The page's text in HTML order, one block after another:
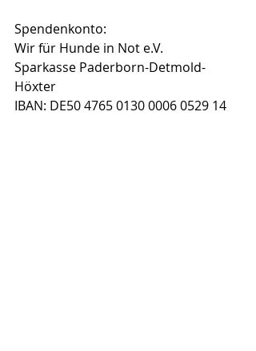
Spendenkonto:
Wir für Hunde in Not e.V.
Sparkasse Paderborn-Detmold-
Höxter
IBAN: DE50 4765 0130 0006 0529 14